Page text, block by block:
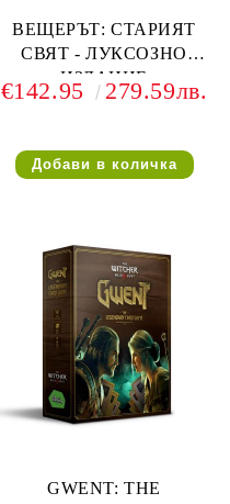
ВЕЩЕРЪТ: СТАРИЯТ
СВЯТ - ЛУКСОЗНО
ИЗДАНИЕ
€142.95 279.59лв.
GWENT: THE